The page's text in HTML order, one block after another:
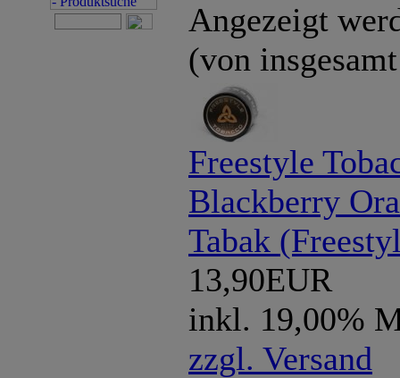
Angezeigt
(von
Freestyle
Blackberry
Tabak
13,90EUR
inkl. 19,00%
zzgl. Versand